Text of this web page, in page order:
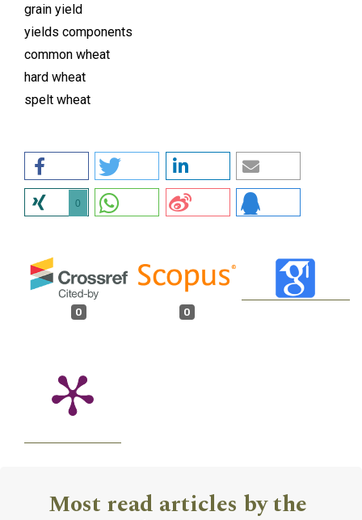
grain yield
yields components
common wheat
hard wheat
spelt wheat
0
0 0
Most read articles by the